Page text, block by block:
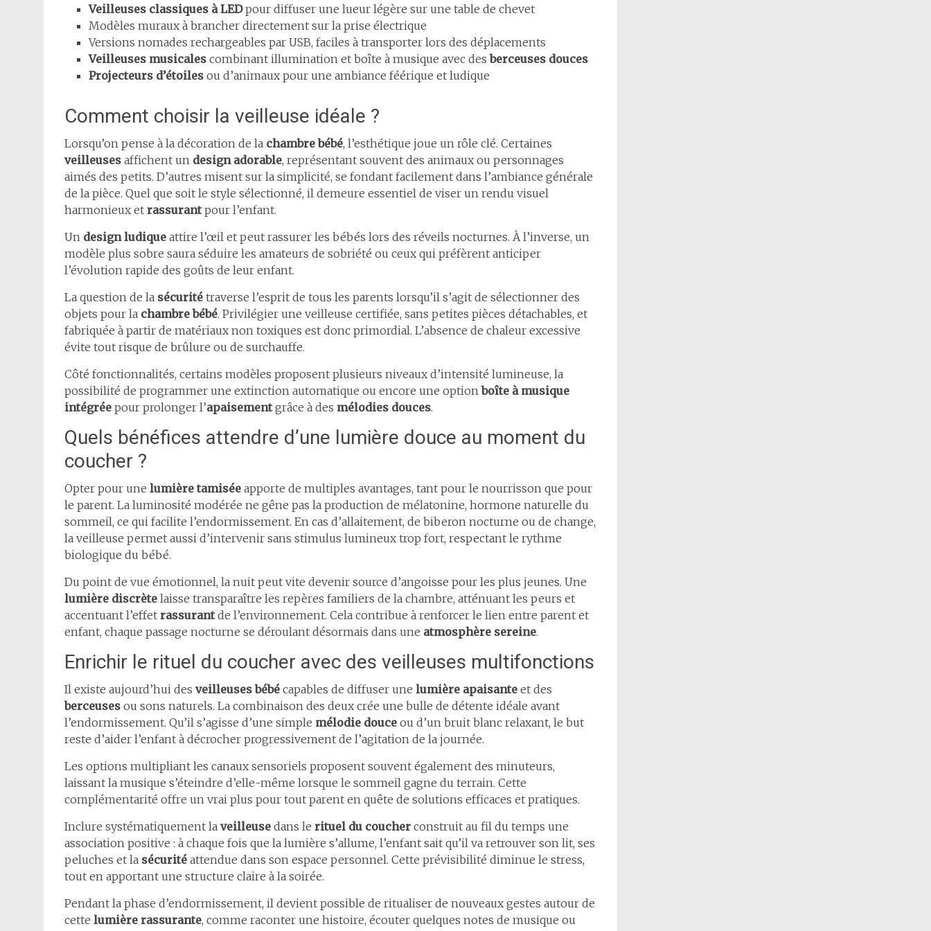
Veilleuses classiques à LEDpour diffuser une lueur légère sur une table de chevet
Modèles muraux à brancher directement sur la prise électrique
Versions nomades rechargeables par USB, faciles à transporter lors des déplacements
Veilleuses musicales combinant illumination et boîte à musique avec desberceuses douces
Projecteurs d’étoiles ou d’animaux pour une ambiance féérique et ludique
Comment choisir la veilleuse idéale ?
Lorsqu’on pense à la décoration de la chambre bébé, l’esthétique joue un rôle clé. Certaines
veilleuses affichent un design adorable, représentant souvent des animaux ou personnages
aimés des petits. D’autres misent sur la simplicité, se fondant facilement dans l’ambiance générale
de la pièce. Quel que soit le style sélectionné, il demeure essentiel de viser un rendu visuel
harmonieux et rassurantpour l’enfant.
Un design ludique attire l’œil et peut rassurer les bébés lors des réveils nocturnes. À l’inverse, un
modèle plus sobre saura séduire les amateurs de sobriété ou ceux qui préfèrent anticiper
l’évolution rapide des goûts de leur enfant.
La question de la sécurité traverse l’esprit de tous les parents lorsqu’il s’agit de sélectionner des
objets pour la chambre bébé. Privilégier une veilleuse certifiée, sans petites pièces détachables, et
fabriquée à partir de matériaux non toxiques est donc primordial. L’absence de chaleur excessive
évite tout risque de brûlure ou de surchauffe.
Côté fonctionnalités, certains modèles proposent plusieurs niveaux d’intensité lumineuse, la
possibilité de programmer une extinction automatique ou encore une optionboîte à musique
intégrée pour prolonger l’apaisementgrâce à des mélodies douces.
Quels bénéfices attendre d’une lumière douce au moment du
coucher ?
Opter pour une lumière tamisée apporte de multiples avantages, tant pour le nourrisson que pour
le parent. La luminosité modérée ne gêne pas la production de mélatonine, hormone naturelle du
sommeil, ce qui facilite l’endormissement. En cas d’allaitement, de biberon nocturne ou de change,
la veilleuse permet aussi d’intervenir sans stimulus lumineux trop fort, respectant le rythme
biologique du bébé.
Du point de vue émotionnel, la nuit peut vite devenir source d’angoisse pour les plus jeunes. Une
lumière discrète laisse transparaître les repères familiers de la chambre, atténuant les peurs et
accentuant l’effet rassurantde l’environnement. Cela contribue à renforcer le lien entre parent et
enfant, chaque passage nocturne se déroulant désormais dans une atmosphère sereine.
Enrichir le rituel du coucher avec des veilleuses multifonctions
Il existe aujourd’hui des veilleuses bébé capables de diffuser une lumière apaisante et des
berceuses ou sons naturels. La combinaison des deux crée une bulle de détente idéale avant
l’endormissement. Qu’il s’agisse d’une simple mélodie douce ou d’un bruit blanc relaxant, le but
reste d’aider l’enfant à décrocher progressivement de l’agitation de la journée.
Les options multipliant les canaux sensoriels proposent souvent également des minuteurs,
laissant la musique s’éteindre d’elle-même lorsque le sommeil gagne du terrain. Cette
complémentarité offre un vrai plus pour tout parent en quête de solutions efficaces et pratiques.
Inclure systématiquement la veilleuse dans le rituel du coucher construit au fil du temps une
association positive : à chaque fois que la lumière s’allume, l’enfant sait qu’il va retrouver son lit, ses
peluches et la sécurité attendue dans son espace personnel. Cette prévisibilité diminue le stress,
tout en apportant une structure claire à la soirée.
Pendant la phase d’endormissement, il devient possible de ritualiser de nouveaux gestes autour de
cette lumière rassurante, comme raconter une histoire, écouter quelques notes de musique ou